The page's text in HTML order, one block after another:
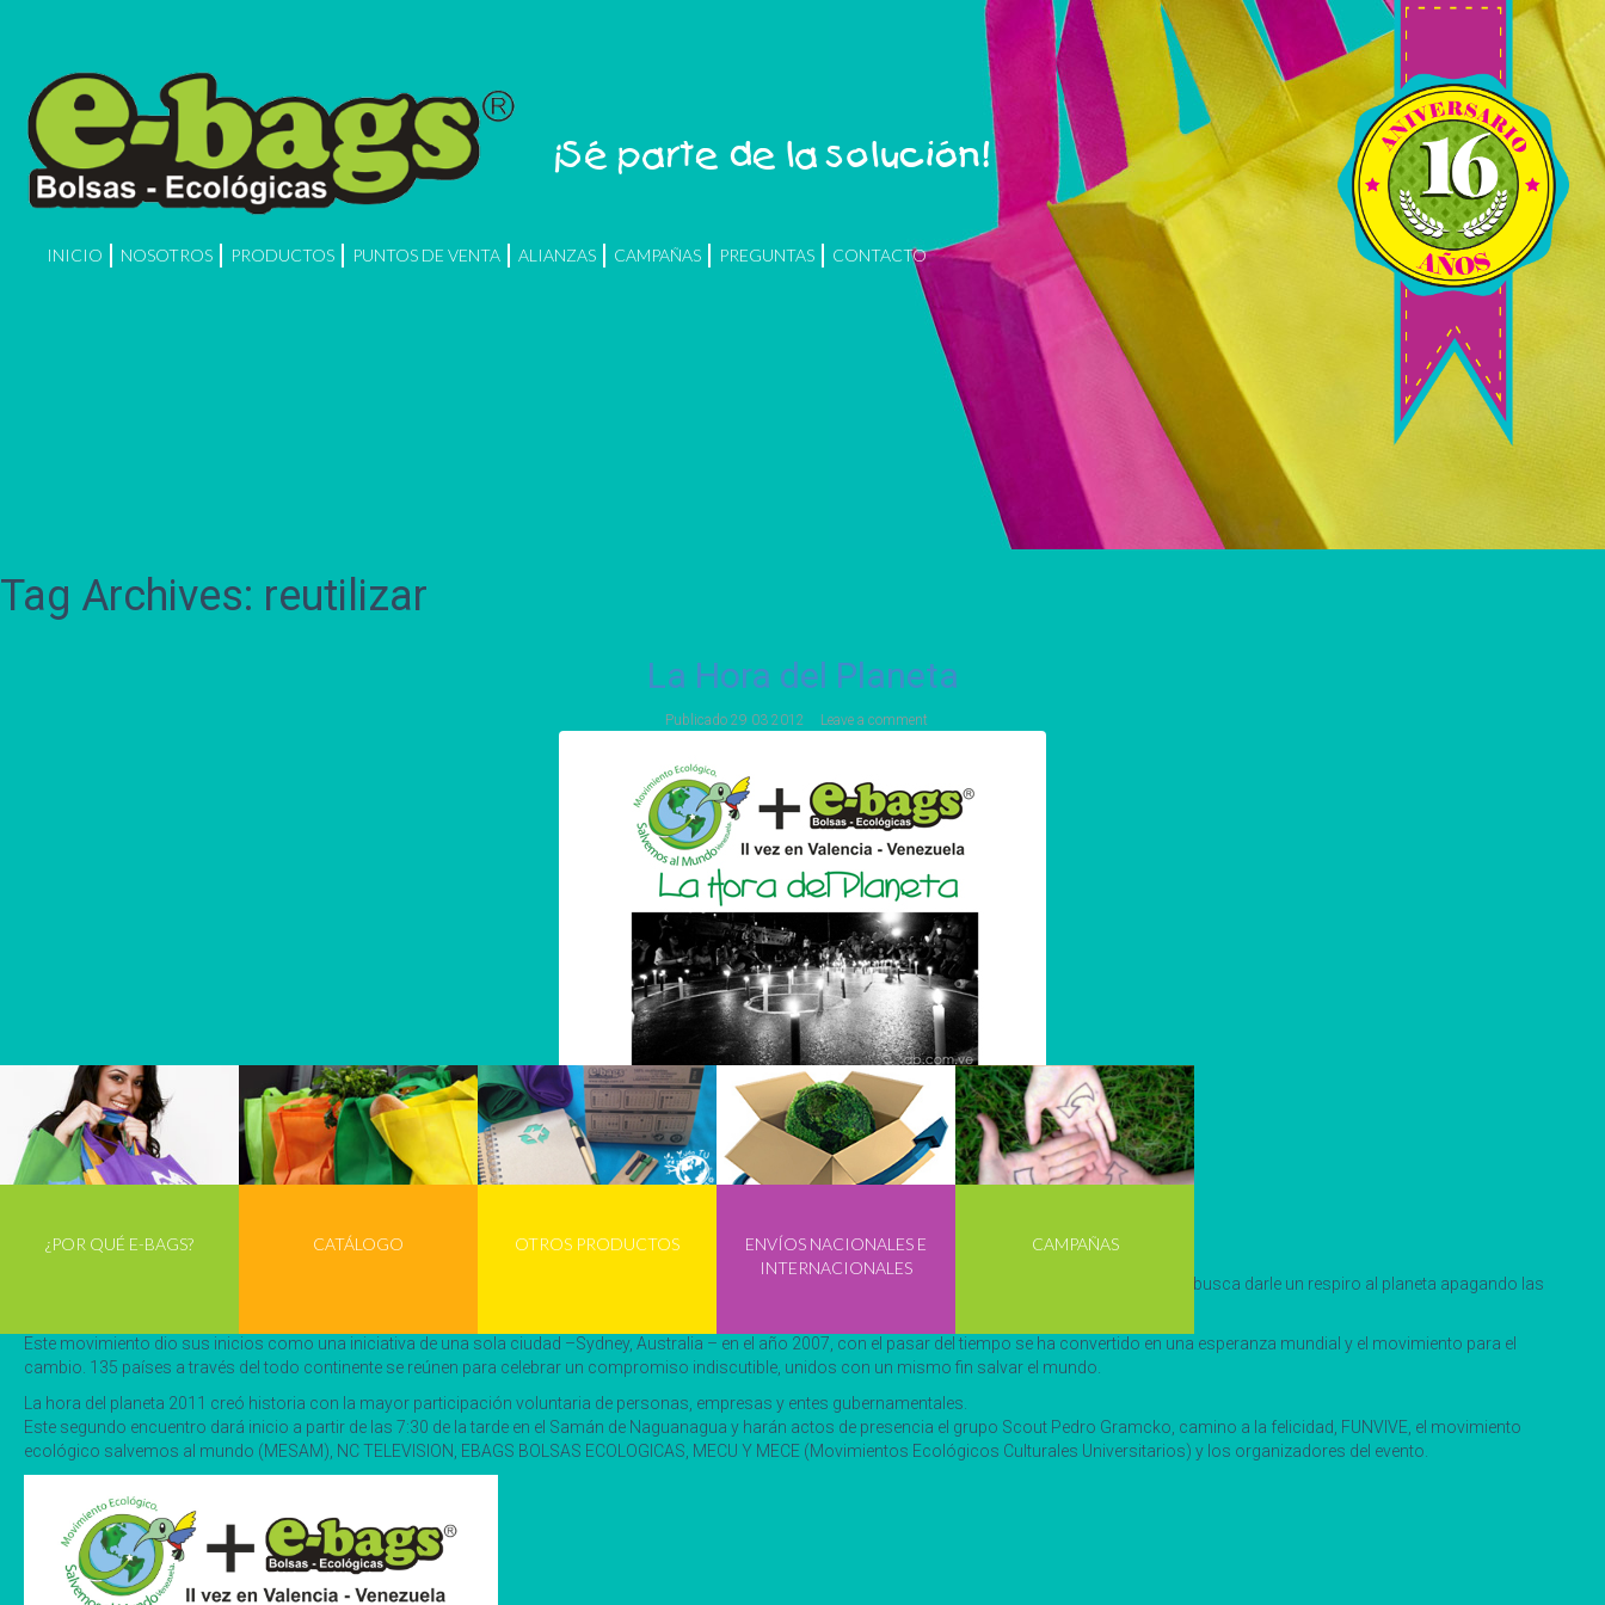
¡Sé parte de la solución!
INICIO NOSOTROS PRODUCTOS PUNTOS DE VENTA ALIANZAS CAMPAÑAS PREGUNTAS CONTACTO
¿POR QUÉ E-BAGS? CATÁLOGO OTROS PRODUCTOS
ENVÍOS NACIONALES E
INTERNACIONALES
CAMPAÑAS
Tag Archives: reutilizar
La Hora del Planeta
Publicado 29 03 2012 Leave a comment
El próximo 31 de Marzo, en el Samán de Naguanagua se hará presente nuevamente La Hora del Planeta, esta vez con el mensaje “apaga la luz” con lo que se busca darle un respiro al planeta apagando las
Este movimiento dio sus inicios como una iniciativa de una sola ciudad –Sydney, Australia – en el año 2007, con el pasar del tiempo se ha convertido en una esperanza mundial y el movimiento para el
cambio. 135 países a través del todo continente se reúnen para celebrar un compromiso indiscutible, unidos con un mismo fin salvar el mundo.
La hora del planeta 2011 creó historia con la mayor participación voluntaria de personas, empresas y entes gubernamentales.
Este segundo encuentro dará inicio a partir de las 7:30 de la tarde en el Samán de Naguanagua y harán actos de presencia el grupo Scout Pedro Gramcko, camino a la felicidad, FUNVIVE, el movimiento
ecológico salvemos al mundo (MESAM), NC TELEVISION, EBAGS BOLSAS ECOLOGICAS, MECU Y MECE (Movimientos Ecológicos Culturales Universitarios) y los organizadores del evento.